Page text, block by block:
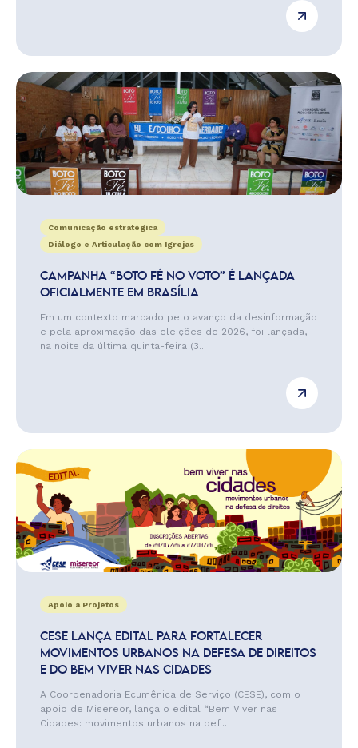
Comunicação estratégica
Diálogo e Articulação com Igrejas
CAMPANHA “BOTO FÉ NO VOTO” É LANÇADA
OFICIALMENTE EM BRASÍLIA
Em um contexto marcado pelo avanço da desinformação
e pela aproximação das eleições de 2026, foi lançada,
na noite da última quinta-feira (3...
Apoio a Projetos
CESE LANÇA EDITAL PARA FORTALECER
MOVIMENTOS URBANOS NA DEFESA DE DIREITOS
E DO BEM VIVER NAS CIDADES
A Coordenadoria Ecumênica de Serviço (CESE), com o
apoio de Misereor, lança o edital “Bem Viver nas
Cidades: movimentos urbanos na def...